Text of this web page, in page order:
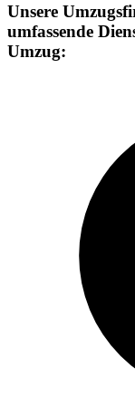
Unsere
umfassende
Umzug: